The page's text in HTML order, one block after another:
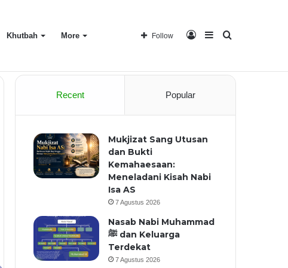
Khutbah More Sidebar
Log
Follow
Recent Popular
Mukjizat Sang Utusan
dan Bukti
Kemahaesaan:
Meneladani Kisah Nabi
Isa AS
7 Agustus 2026
Nasab Nabi Muhammad
ﷺ dan Keluarga
Terdekat
7 Agustus 2026